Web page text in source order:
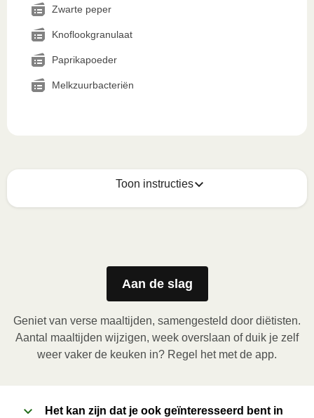
Zwarte peper
Knoflookgranulaat
Paprikapoeder
Melkzuurbacteriën
Toon instructies
Zo geniet je er op z'n best van
Magnetron (800W):
Verwijder de kartonnen sleeve en prik enkele gaatjes
in de folie. Plaats het bakje in de magnetron en
verwarm de maaltijd gedurende 3,5 minuten. Laat de
maaltijd daarna nog 1 minuut rusten voor het
verwijderen van de folie. Pas bij het openen op voor
Aan de slag
Geniet van verse maaltijden, samengesteld door diëtisten.
Aantal maaltijden wijzigen, week overslaan of duik je zelf
weer vaker de keuken in? Regel het met de app.
Het kan zijn dat je ook geïnteresseerd bent in